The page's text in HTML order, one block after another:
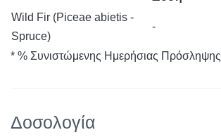
Wild Fir (Piceae abietis -
Spruce)
-
* % Συνιστώμενης Ημερήσιας Πρόσληψης
Δοσολογία